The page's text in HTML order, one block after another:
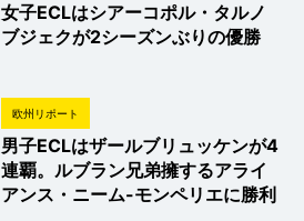
女子ECLはシアーコポル・タルノ
ブジェクが2シーズンぶりの優勝
欧州リポート
男子ECLはザールブリュッケンが4
連覇。ルブラン兄弟擁するアライ
アンス・ニーム-モンペリエに勝利